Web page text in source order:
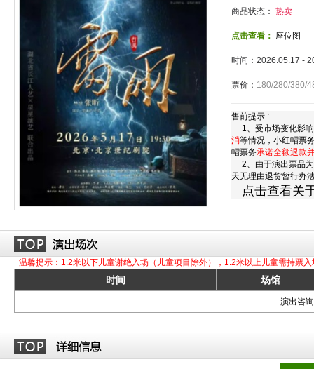
商品状态： 热卖
点击查看： 座位图
时间：2026.05.17 -
票价： 180/280/380/
售前提示 :
1、受市场变化影响
消等情况，小红帽票
帽票务承诺全额退款
2、由于演出票品为
天无理由退货暂行办
点击查看关
温馨提示：1.2米以下儿童谢绝入场（儿童项目除外），1.2米以上儿童需持票入
时间 场馆
演出咨